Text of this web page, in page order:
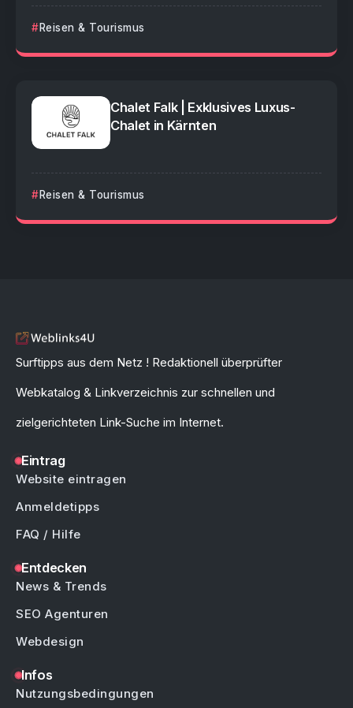
Reisen & Tourismus
Chalet Falk | Exklusives Luxus-
Chalet in Kärnten
Reisen & Tourismus
Surftipps aus dem Netz ! Redaktionell überprüfter
Webkatalog & Linkverzeichnis zur schnellen und
zielgerichteten Link-Suche im Internet.
Eintrag
Website eintragen
Anmeldetipps
FAQ / Hilfe
Entdecken
News & Trends
SEO Agenturen
Webdesign
Infos
Nutzungsbedingungen